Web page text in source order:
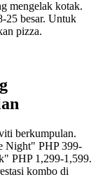
mengelak kotak.
25 besar. Untuk
pizza.
berkumpulan.
Night" PHP 399-
PHP 1,299-1,599.
kombo di